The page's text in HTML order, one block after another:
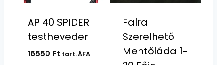
AP 40 SPIDER
testheveder
16550 Ft tart. ÁFA
Falra
Szerelhető
Mentőláda 1-